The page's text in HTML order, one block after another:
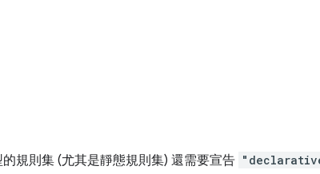
規則集 (尤其是靜態規則集) 還需要宣告